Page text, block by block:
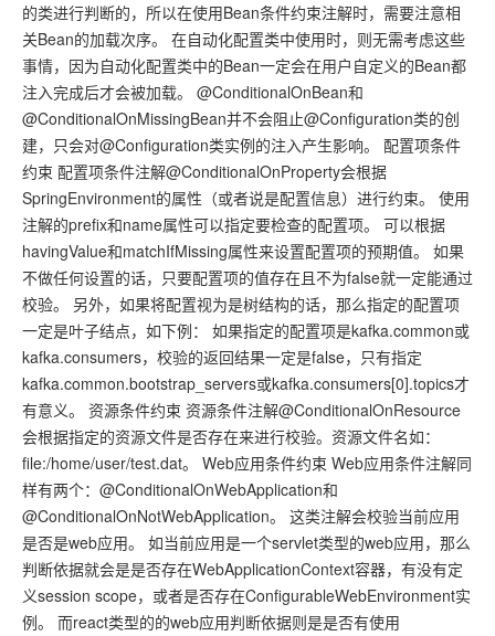
的类进行判断的，所以在使用Bean条件约束注解时，需要注意相
关Bean的加载次序。 在自动化配置类中使用时，则无需考虑这些
事情，因为自动化配置类中的Bean一定会在用户自定义的Bean都
注入完成后才会被加载。 @ConditionalOnBean和
@ConditionalOnMissingBean并不会阻止@Configuration类的创
建，只会对@Configuration类实例的注入产生影响。 配置项条件
约束 配置项条件注解@ConditionalOnProperty会根据
SpringEnvironment的属性（或者说是配置信息）进行约束。 使用
注解的prefix和name属性可以指定要检查的配置项。 可以根据
havingValue和matchIfMissing属性来设置配置项的预期值。 如果
不做任何设置的话，只要配置项的值存在且不为false就一定能通过
校验。 另外，如果将配置视为是树结构的话，那么指定的配置项
一定是叶子结点，如下例： 如果指定的配置项是kafka.common或
kafka.consumers，校验的返回结果一定是false，只有指定
kafka.common.bootstrap_servers或kafka.consumers[0].topics才
有意义。 资源条件约束 资源条件注解@ConditionalOnResource
会根据指定的资源文件是否存在来进行校验。资源文件名如：
file:/home/user/test.dat。 Web应用条件约束 Web应用条件注解同
样有两个：@ConditionalOnWebApplication和
@ConditionalOnNotWebApplication。 这类注解会校验当前应用
是否是web应用。 如当前应用是一个servlet类型的web应用，那么
判断依据就会是是否存在WebApplicationContext容器，有没有定
义session scope，或者是否存在ConfigurableWebEnvironment实
例。 而react类型的的web应用判断依据则是是否有使用